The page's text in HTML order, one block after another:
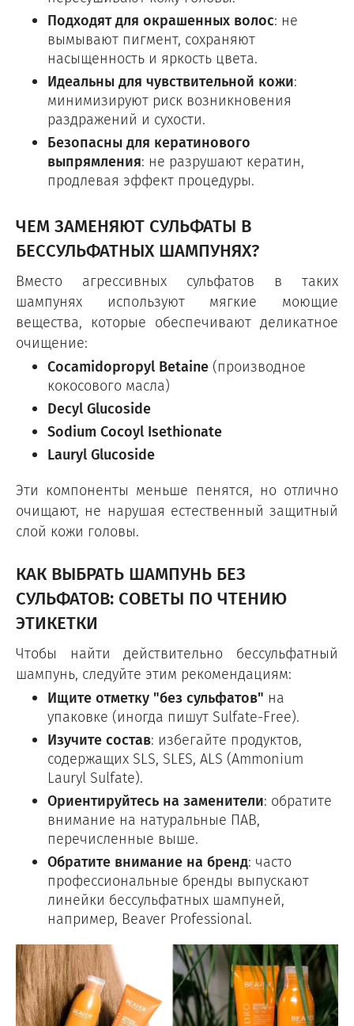
Подходят для окрашенных волос: не
вымывают пигмент, сохраняют
насыщенность и яркость цвета.
Идеальны для чувствительной кожи:
минимизируют риск возникновения
раздражений и сухости.
Безопасны для кератинового
выпрямления: не разрушают кератин,
продлевая эффект процедуры.
ЧЕМ ЗАМЕНЯЮТ СУЛЬФАТЫ В
БЕССУЛЬФАТНЫХ ШАМПУНЯХ?
Вместо агрессивных сульфатов в таких
шампунях используют мягкие моющие
вещества, которые обеспечивают деликатное
очищение:
Cocamidopropyl Betaine (производное
кокосового масла)
Decyl Glucoside
Sodium Cocoyl Isethionate
Lauryl Glucoside
Эти компоненты меньше пенятся, но отлично
очищают, не нарушая естественный защитный
слой кожи головы.
КАК ВЫБРАТЬ ШАМПУНЬ БЕЗ
СУЛЬФАТОВ: СОВЕТЫ ПО ЧТЕНИЮ
ЭТИКЕТКИ
Чтобы найти действительно бессульфатный
шампунь, следуйте этим рекомендациям:
Ищите отметку "без сульфатов" на
упаковке (иногда пишут Sulfate-Free).
Изучите состав: избегайте продуктов,
содержащих SLS, SLES, ALS (Ammonium
Lauryl Sulfate).
Ориентируйтесь на заменители: обратите
внимание на натуральные ПАВ,
перечисленные выше.
Обратите внимание на бренд: часто
профессиональные бренды выпускают
линейки бессульфатных шампуней,
например, Beaver Professional.